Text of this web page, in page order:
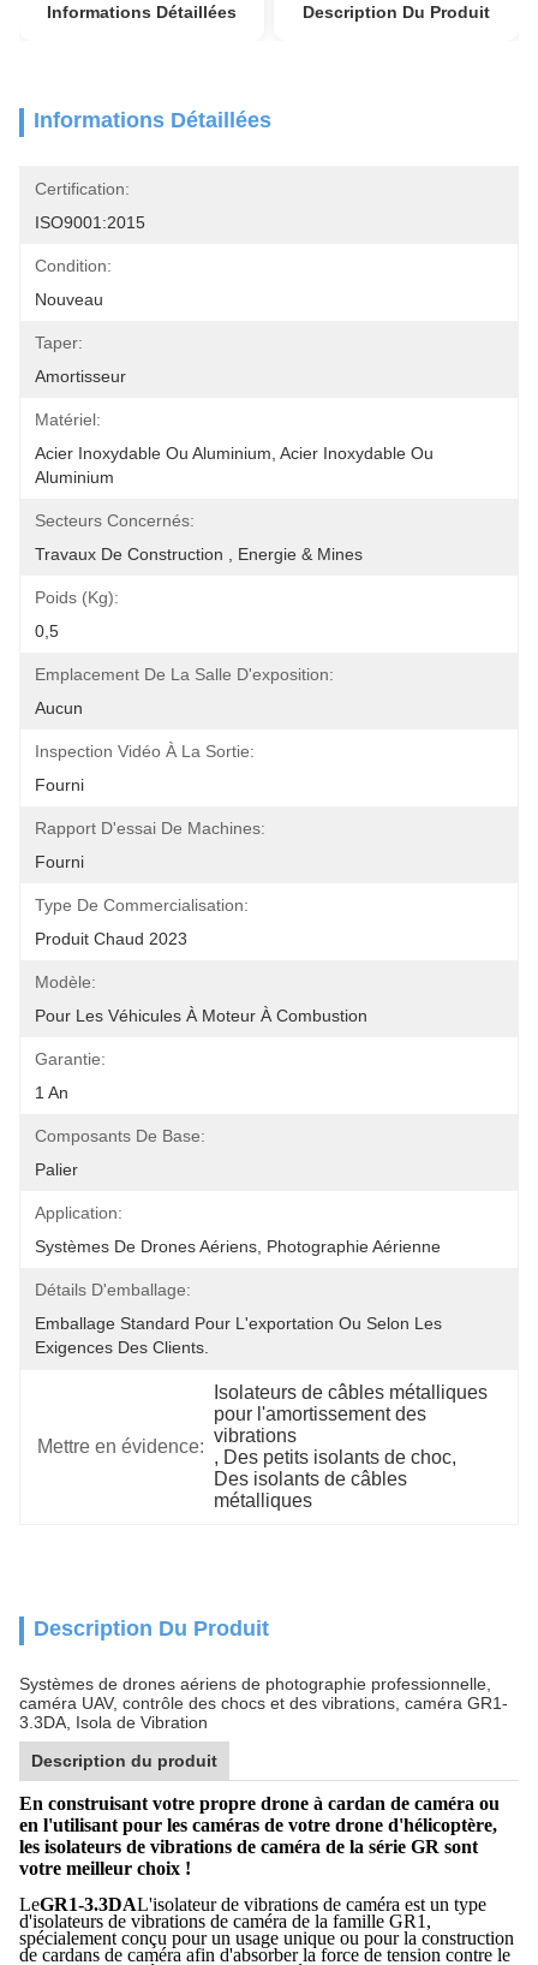
Informations Détaillées Description Du Produit
Informations Détaillées
Certification:
ISO9001:2015
Condition:
Nouveau
Taper:
Amortisseur
Matériel:
Acier Inoxydable Ou Aluminium, Acier Inoxydable Ou
Aluminium
Secteurs Concernés:
Travaux De Construction , Energie & Mines
Poids (kg):
0,5
Emplacement De La Salle D'exposition:
Aucun
Inspection Vidéo À La Sortie:
Fourni
Rapport D'essai De Machines:
Fourni
Type De Commercialisation:
Produit Chaud 2023
Modèle:
Pour Les Véhicules À Moteur À Combustion
Garantie:
1 An
Composants De Base:
Palier
Application:
Systèmes De Drones Aériens, Photographie Aérienne
Détails D'emballage:
Emballage Standard Pour L'exportation Ou Selon Les
Exigences Des Clients.
Mettre en évidence:
Isolateurs de câbles métalliques
pour l'amortissement des
vibrations
, Des petits isolants de choc,
Des isolants de câbles
métalliques
Description Du Produit
Systèmes de drones aériens de photographie professionnelle,
caméra UAV, contrôle des chocs et des vibrations, caméra GR1-
3.3DA, Isola de Vibration
Description du produit
En construisant votre propre drone à cardan de caméra ou
en l'utilisant pour les caméras de votre drone d'hélicoptère,
les isolateurs de vibrations de caméra de la série GR sont
votre meilleur choix !
LeGR1-3.3DAL'isolateur de vibrations de caméra est un type
d'isolateurs de vibrations de caméra de la famille GR1,
spécialement conçu pour un usage unique ou pour la construction
de cardans de caméra afin d'absorber la force de tension contre le